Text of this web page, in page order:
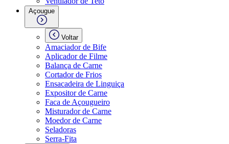
Açougue
Voltar
Amaciador de Bife
Aplicador de Filme
Balança de Carne
Cortador de Frios
Ensacadeira de Linguiça
Expositor de Carne
Faca de Açougueiro
Misturador de Carne
Moedor de Carne
Seladoras
Serra-Fita